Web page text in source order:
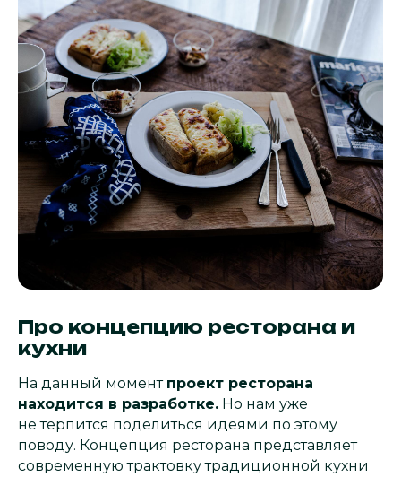
Про концепцию ресторана и
кухни
На данный момент проект ресторана
находится в разработке. Но нам уже
не терпится поделиться идеями по этому
поводу. Концепция ресторана представляет
современную трактовку традиционной кухни